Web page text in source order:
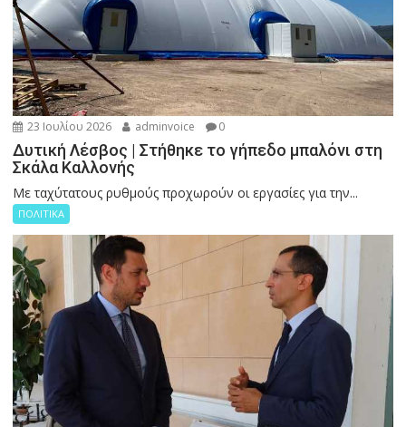
23 Ιουλίου 2026 adminvoice 0
Δυτική Λέσβος | Στήθηκε το γήπεδο μπαλόνι στη
Σκάλα Καλλονής
Με ταχύτατους ρυθμούς προχωρούν οι εργασίες για την...
ΠΟΛΙΤΙΚΑ